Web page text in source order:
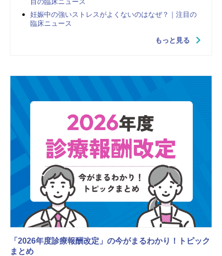
目の臨床ニュース
妊娠中の強いストレスがよくないのはなぜ？｜注目の
臨床ニュース
もっと見る
「2026年度診療報酬改定」の今がまるわかり！トピック
まとめ